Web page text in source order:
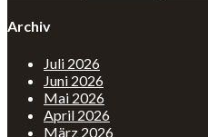
Archiv
Juli 2026
Juni 2026
Mai 2026
April 2026
März 2026